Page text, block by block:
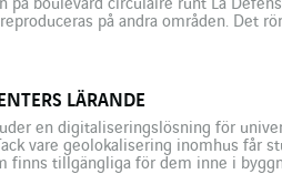
på boulevard circulaire runt La
på andra områden. Det
LÄRANDE
en digitaliseringslösning för
vare geolokalisering inomhus får
finns tillgängliga för dem inne i